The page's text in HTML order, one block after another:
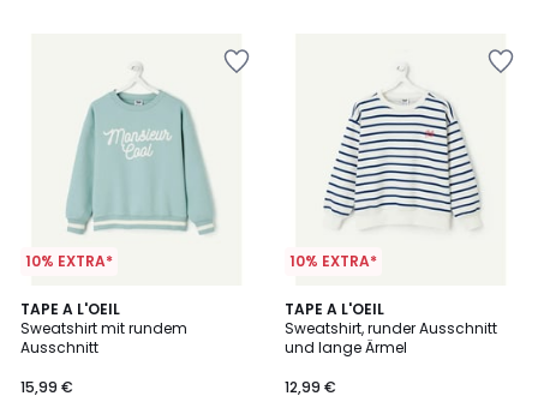
10% EXTRA*
TAPE A L'OEIL
Sweatshirt mit rundem
Ausschnitt
15,99 €
10% EXTRA*
TAPE A L'OEIL
Sweatshirt, runder Ausschnitt
und lange Ärmel
12,99 €